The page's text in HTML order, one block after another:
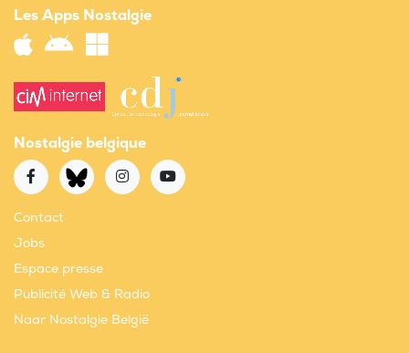
Les Apps Nostalgie
Nostalgie belgique
Contact
Jobs
Espace presse
Publicité Web & Radio
Naar Nostalgie België